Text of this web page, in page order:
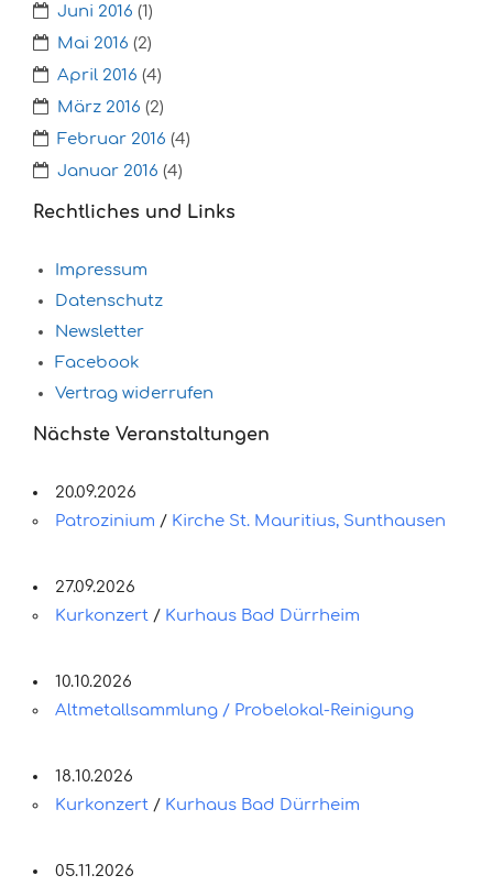
Juni 2016 (1)
Mai 2016 (2)
April 2016 (4)
März 2016 (2)
Februar 2016 (4)
Januar 2016 (4)
Rechtliches und Links
Impressum
Datenschutz
Newsletter
Facebook
Vertrag widerrufen
Nächste Veranstaltungen
20.09.2026
Patrozinium / Kirche St. Mauritius, Sunthausen
27.09.2026
Kurkonzert / Kurhaus Bad Dürrheim
10.10.2026
Altmetallsammlung / Probelokal-Reinigung
18.10.2026
Kurkonzert / Kurhaus Bad Dürrheim
05.11.2026